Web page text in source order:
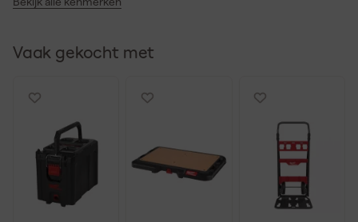
Vaak gekocht met